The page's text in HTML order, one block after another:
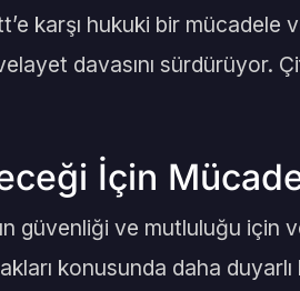
karşı hukuki bir
davasını sürdürüyor.
İçin
güvenliği ve mutluluğu için
konusunda daha